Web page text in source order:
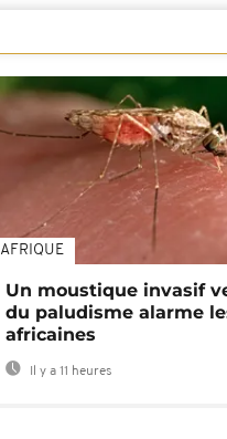
AFRIQUE
Un moustique invasif
du paludisme alarme
africaines
Il y a 11 heures